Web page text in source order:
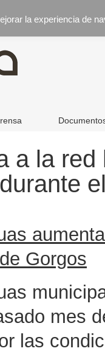
a la
Gorgos
mes
las
la experiencia de